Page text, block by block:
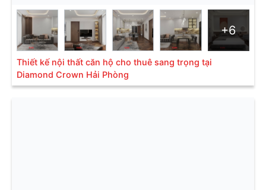
+6
Thiết kế nội thất căn hộ cho thuê sang trọng tại
Diamond Crown Hải Phòng